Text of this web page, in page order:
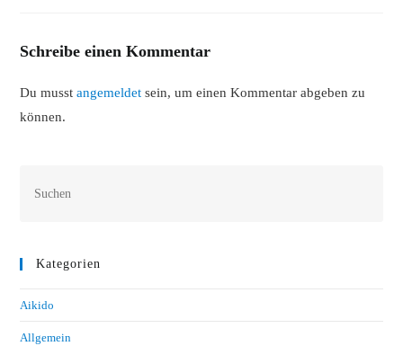
Schreibe einen Kommentar
Du musstangemeldet sein, um einen Kommentar abgeben zu
können.
Kategorien
Aikido
Allgemein